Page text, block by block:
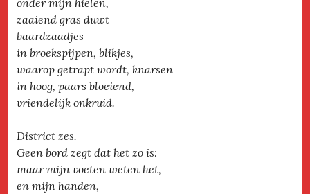
zaaiend gras duwt
baardzaadjes
in broekspijpen, blikjes,
waarop getrapt wordt, knarsen
in hoog, paars bloeiend,
vriendelijk onkruid.
District zes.
Geen bord zegt dat het zo is:
maar mijn voeten weten het,
en mijn handen,